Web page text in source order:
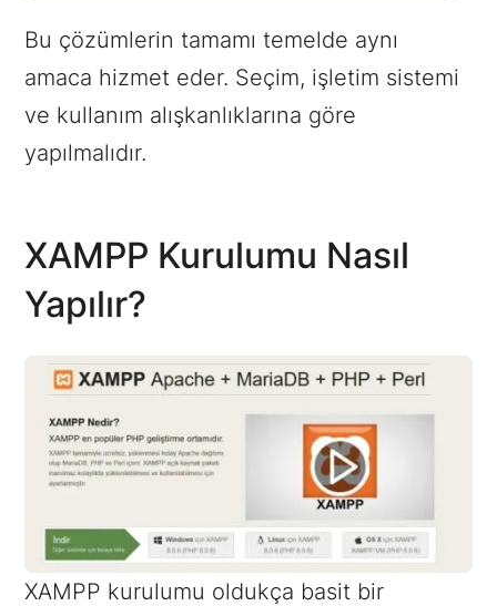
Bu çözümlerin tamamı temelde aynı
amaca hizmet eder. Seçim, işletim sistemi
ve kullanım alışkanlıklarına göre
yapılmalıdır.
XAMPP Kurulumu Nasıl
Yapılır?
XAMPP kurulumu oldukça basit bir